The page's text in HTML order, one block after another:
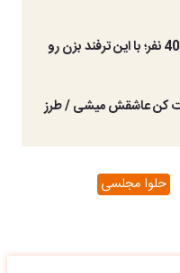
طرز تهیه حلوای زعفرانی نذری برای 40 نفر؛ با این ترفند بزن رو
کن عاشقش میشی / طرز
حلوا مجلسی